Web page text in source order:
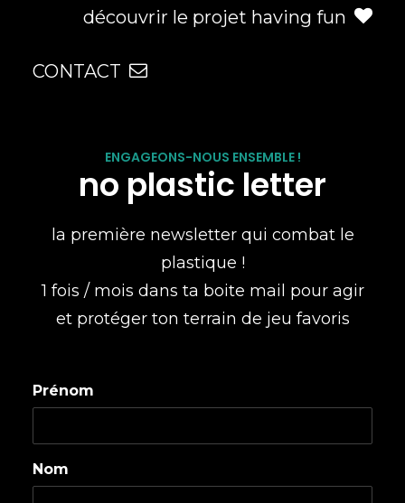
découvrir le projet having fun
CONTACT
ENGAGEONS-NOUS ENSEMBLE !
no plastic letter
la première newsletter qui combat le
plastique !
1 fois / mois dans ta boite mail pour agir
et protéger ton terrain de jeu favoris
Prénom
Nom